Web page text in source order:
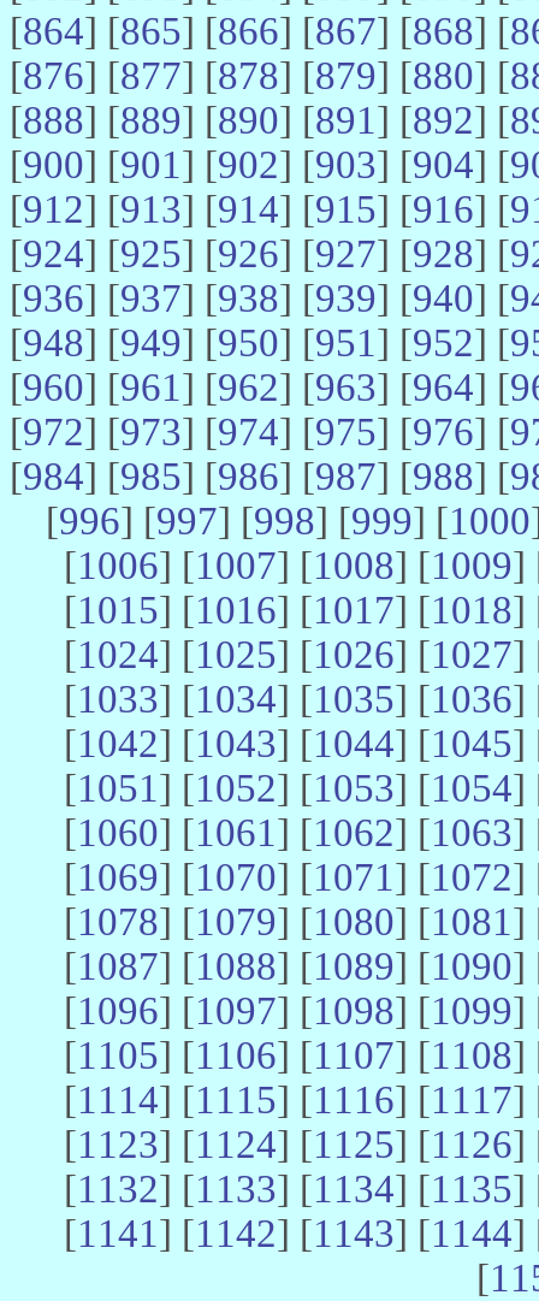
[864] [865] [866] [867] [868] [
[876] [877] [878] [879] [880] [
[888] [889] [890] [891] [892] [
[900] [901] [902] [903] [904] [
[912] [913] [914] [915] [916] [
[924] [925] [926] [927] [928] [
[936] [937] [938] [939] [940] [
[948] [949] [950] [951] [952] [
[960] [961] [962] [963] [964] [
[972] [973] [974] [975] [976] [
[984] [985] [986] [987] [988] [
[996] [997] [998] [999] [1000
[1006] [1007] [1008] [1009]
[1015] [1016] [1017] [1018]
[1024] [1025] [1026] [1027]
[1033] [1034] [1035] [1036]
[1042] [1043] [1044] [1045]
[1051] [1052] [1053] [1054]
[1060] [1061] [1062] [1063]
[1069] [1070] [1071] [1072]
[1078] [1079] [1080] [1081]
[1087] [1088] [1089] [1090]
[1096] [1097] [1098] [1099]
[1105] [1106] [1107] [1108]
[1114] [1115] [1116] [1117]
[1123] [1124] [1125] [1126]
[1132] [1133] [1134] [1135]
[1141] [1142] [1143] [1144]
[